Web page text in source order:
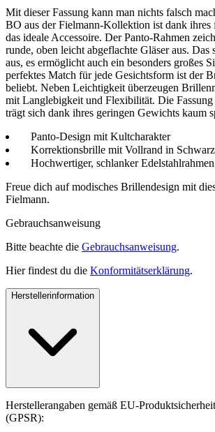
Mit dieser Fassung kann man nichts falsch
BO aus der Fielmann-Kollektion ist dank ihres
das ideale Accessoire. Der Panto-Rahmen
runde, oben leicht abgeflachte Gläser aus. Das
aus, es ermöglicht auch ein besonders großes
perfektes Match für jede Gesichtsform ist der
beliebt. Neben Leichtigkeit überzeugen
mit Langlebigkeit und Flexibilität. Die
trägt sich dank ihres geringen Gewichts kaum
Panto-Design mit Kultcharakter
Korrektionsbrille mit Vollrand in
Hochwertiger, schlanker Edelstahlrahmen
Freue dich auf modisches Brillendesign mit
Fielmann.
Gebrauchsanweisung
Bitte beachte die Gebrauchsanweisung.
Hier findest du die Konformitätserklärung.
Herstellerinformation
Herstellerangaben gemäß EU-
(GPSR):